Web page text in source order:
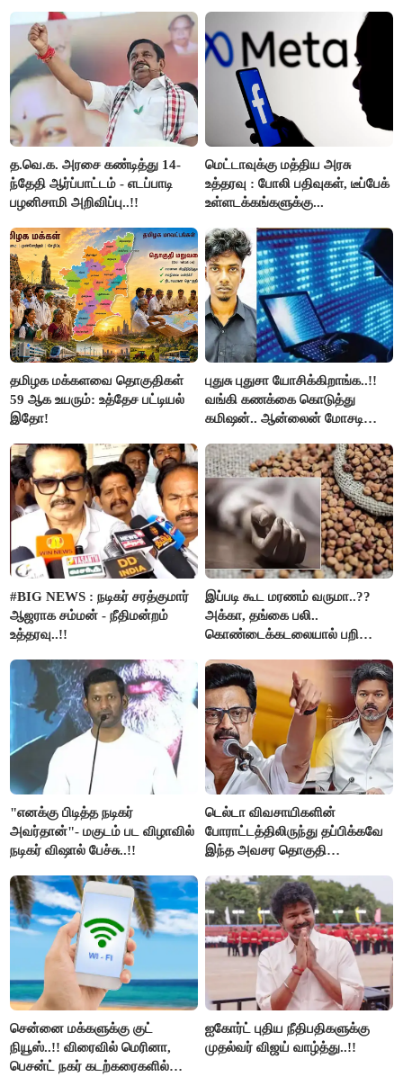
த.வெ.க. அரசை கண்டித்து 14-
ந்தேதி ஆர்ப்பாட்டம் - எடப்பாடி
பழனிசாமி அறிவிப்பு..!!
மெட்டாவுக்கு மத்திய அரசு
உத்தரவு : போலி பதிவுகள், டீப்பேக்
உள்ளடக்கங்களுக்கு...
தமிழக மக்களவை தொகுதிகள்
59 ஆக உயரும்: உத்தேச பட்டியல்
இதோ!
புதுசு புதுசா யோசிக்கிறாங்க..!!
வங்கி கணக்கை கொடுத்து
கமிஷன்.. ஆன்லைன் மோசடி
கைது..!!
#BIG NEWS : நடிகர் சரத்குமார்
ஆஜராக சம்மன் - நீதிமன்றம்
உத்தரவு..!!
இப்படி கூட மரணம் வருமா..??
அக்கா, தங்கை பலி..
கொண்டைக்கடலையால் பறிபோன
"எனக்கு பிடித்த நடிகர்
அவர்தான்"- மகுடம் பட விழாவில்
நடிகர் விஷால் பேச்சு..!!
டெல்டா விவசாயிகளின்
போராட்டத்திலிருந்து தப்பிக்கவே
இந்த அவசர தொகுதி
அரங்கேற்றுகிறார் முதலமைச்சர் -
திமுக ஐடி விங்..!!
சென்னை மக்களுக்கு குட்
நியூஸ்..!! விரைவில் மெரினா,
பெசன்ட் நகர் கடற்கரைகளில்
ஐகோர்ட் புதிய நீதிபதிகளுக்கு
முதல்வர் விஜய் வாழ்த்து..!!